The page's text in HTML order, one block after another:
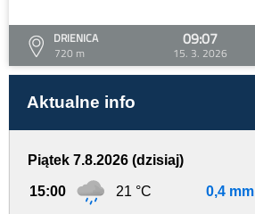
DRIENICA
720 m
09:07
15. 3. 2026
Aktualne info
Piątek 7.8.2026 (dzisiaj)
15:00 21 °C 0,4 mm